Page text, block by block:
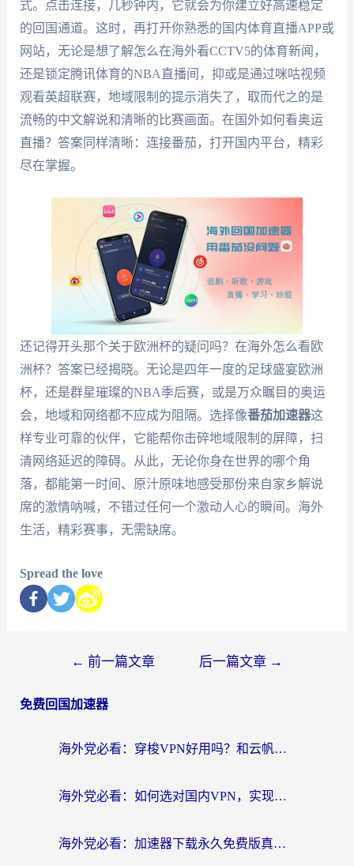
式。点击连接，几秒钟内，它就会为你建立好高速稳定
的回国通道。这时，再打开你熟悉的国内体育直播APP或
网站，无论是想了解怎么在海外看CCTV5的体育新闻，
还是锁定腾讯体育的NBA直播间，抑或是通过咪咕视频
观看英超联赛，地域限制的提示消失了，取而代之的是
流畅的中文解说和清晰的比赛画面。在国外如何看奥运
直播？答案同样清晰：连接番茄，打开国内平台，精彩
尽在掌握。
还记得开头那个关于欧洲杯的疑问吗？在海外怎么看欧
洲杯？答案已经揭晓。无论是四年一度的足球盛宴欧洲
杯，还是群星璀璨的NBA季后赛，或是万众瞩目的奥运
会，地域和网络都不应成为阻隔。选择像番茄加速器这
样专业可靠的伙伴，它能帮你击碎地域限制的屏障，扫
清网络延迟的障碍。从此，无论你身在世界的哪个角
落，都能第一时间、原汁原味地感受那份来自家乡解说
席的激情呐喊，不错过任何一个激动人心的瞬间。海外
生活，精彩赛事，无需缺席。
Spread the love
← 前一篇文章 后一篇文章 →
免费回国加速器
海外党必看：穿梭VPN好用吗？和云帆VPN对比哪个回国效果更好？附真实测评+避坑指南
海外党必看：如何选对国内VPN，实现无缝访问国内资源？
海外党必看：加速器下载永久免费版真的存在吗？教你无缝访问国内资源的正确姿势